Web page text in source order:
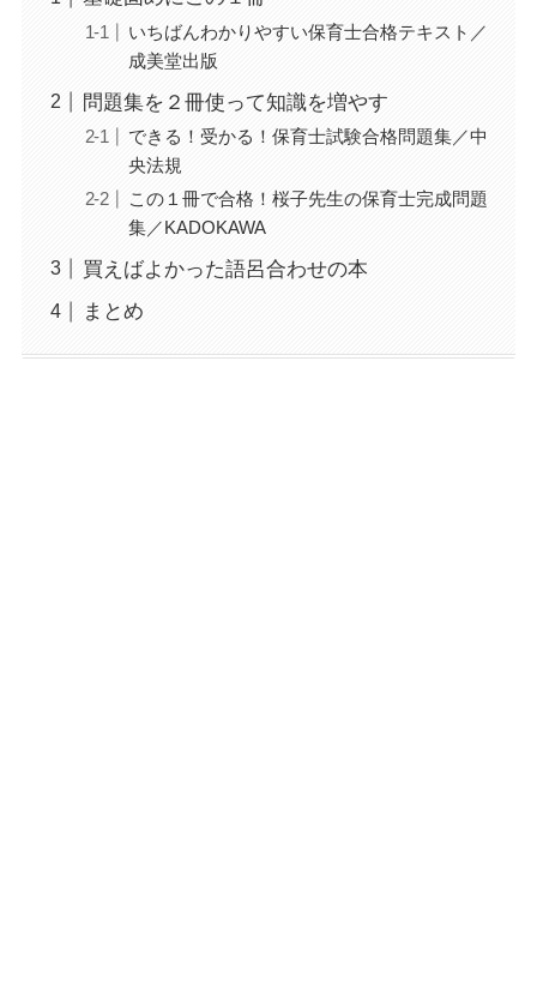
いちばんわかりやすい保育士合格テキスト／
成美堂出版
問題集を２冊使って知識を増やす
できる！受かる！保育士試験合格問題集／中
央法規
この１冊で合格！桜子先生の保育士完成問題
集／KADOKAWA
買えばよかった語呂合わせの本
まとめ